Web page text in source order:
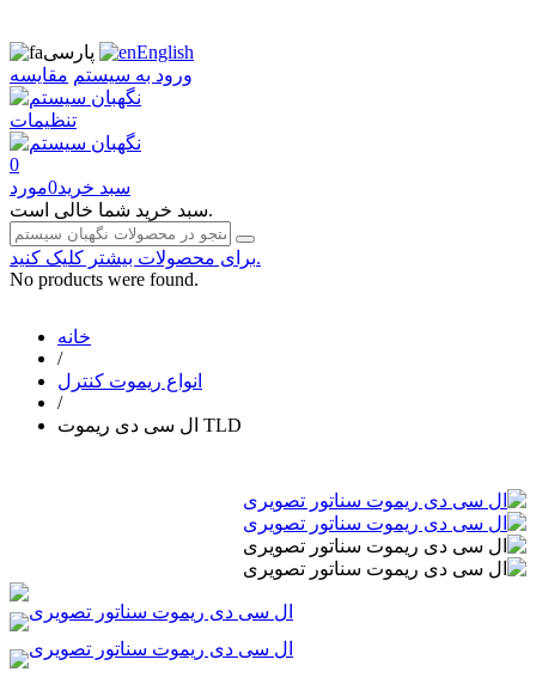
پارسی
English
ورود به سیستم مقایسه
تنظیمات
0
سبد خرید0مورد
سبد خرید شما خالی است.
برای محصولات بیشتر کلیک کنید.
No products were found.
خانه
/
انواع ریموت کنترل
/
ال سی دی ریموت TLD